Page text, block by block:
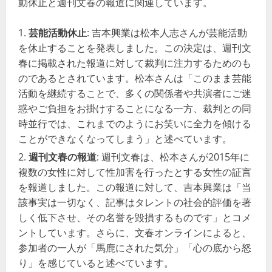
芸能活動休止: 吉本興業は松本人志さんが芸能活動
を休止することを発表しました。この決定は、週刊文
春に掲載された報道に対して裁判に注力するためのも
のであるとされています。松本さんは「このまま芸能
活動を継続することで、多くの関係者や共演者にご迷
惑やご負担をお掛けすることになる一方、裁判との同
時並行では、これまでのようにお笑いに全力を傾ける
ことができなくなってしまう」と述べています​​​​。
週刊文春の報道: 週刊文春は、松本さんが2015年に
複数の女性に対して性加害を行ったとする女性の証言
を報道しました。この報道に対して、吉本興業は「当
該事実は一切なく、記事はタレントの社会的評価を著
しく低下させ、その名誉を毀損するものです」とコメ
ントしています。さらに、文春オンラインによると、
参加者の一人が「馬鹿にされた気分」「心の底から怒
り」を感じていると述べています​​​​。